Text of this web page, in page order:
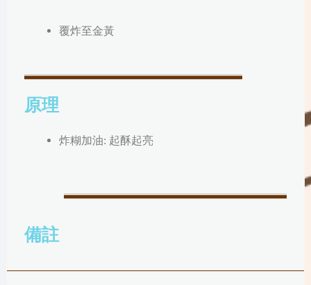
覆炸至金黃
原理
炸糊加油: 起酥起亮
備註